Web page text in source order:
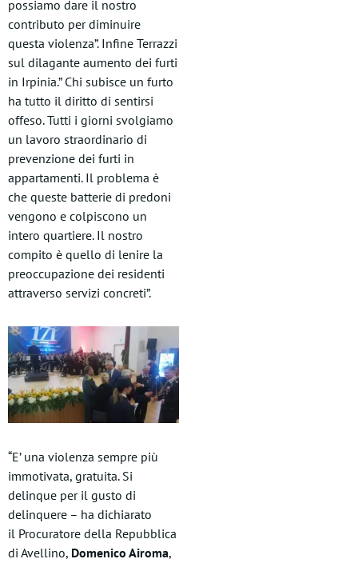
possiamo dare il nostro
contributo per diminuire
questa violenza”. Infine Terrazzi
sul dilagante aumento dei furti
in Irpinia.” Chi subisce un furto
ha tutto il diritto di sentirsi
offeso. Tutti i giorni svolgiamo
un lavoro straordinario di
prevenzione dei furti in
appartamenti. Il problema è
che queste batterie di predoni
vengono e colpiscono un
intero quartiere. Il nostro
compito è quello di lenire la
preoccupazione dei residenti
attraverso servizi concreti”.
“E’ una violenza sempre più
immotivata, gratuita. Si
delinque per il gusto di
delinquere – ha dichiarato
il Procuratore della Repubblica
di Avellino, Domenico Airoma,